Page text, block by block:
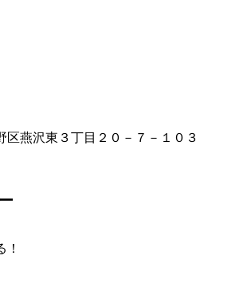
区燕沢東３丁目２０－７－１０３
！